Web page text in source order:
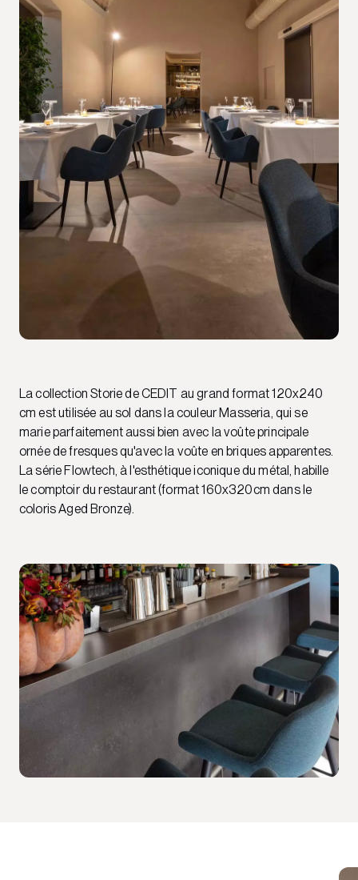
La collection Storie de CEDIT au grand format 120x240
cm est utilisée au sol dans la couleur Masseria, qui se
marie parfaitement aussi bien avec la voûte principale
ornée de fresques qu'avec la voûte en briques apparentes.
La série Flowtech, à l'esthétique iconique du métal, habille
le comptoir du restaurant (format 160x320cm dans le
coloris Aged Bronze).